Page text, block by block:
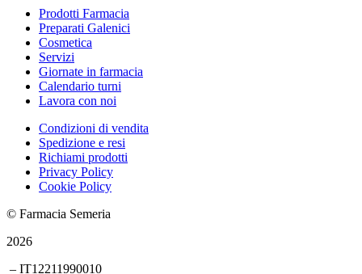
Prodotti Farmacia
Preparati Galenici
Cosmetica
Servizi
Giornate in farmacia
Calendario turni
Lavora con noi
Condizioni di vendita
Spedizione e resi
Richiami prodotti
Privacy Policy
Cookie Policy
© Farmacia Semeria
2026
– IT12211990010